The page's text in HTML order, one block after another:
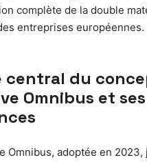
complète de la double
entreprises européennes.
central du
Omnibus et ses
Omnibus, adoptée en 2023,